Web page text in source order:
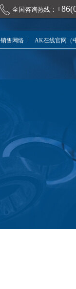
全国咨询热线：
销售网络 AK在线官网（